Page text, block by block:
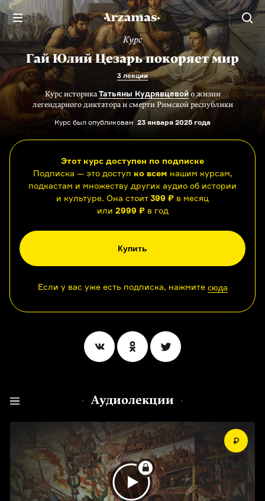
Курс
Гай Юлий Цезарь покоряет мир
3 лекции
Курс историкаТатьяны Кудрявцевойо жизни
легендарного диктатора и смерти Римской республики
Курс был опубликован 23 января 2025 года
Этот курс доступен по подписке
Подписка — это доступ ко всем нашим курсам,
подкастам и множеству других аудио об истории
и культуре. Она стоит399 ₽ в месяц
или 2999 ₽в год
Купить
Если у вас уже есть подписка, нажмите сюда
Аудиолекции